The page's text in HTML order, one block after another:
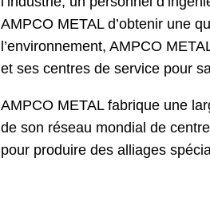
AMPCO METAL d’obtenir une
l’environnement, AMPCO
et ses centres de service pour
AMPCO METAL fabrique une
de son réseau mondial de
pour produire des alliages